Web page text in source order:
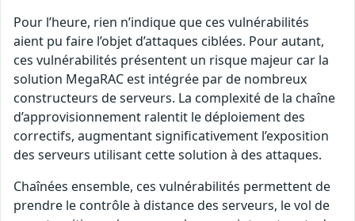
Pour l’heure, rien n’indique que ces vulnérabilités
aient pu faire l’objet d’attaques ciblées. Pour autant,
ces vulnérabilités présentent un risque majeur car la
solution MegaRAC est intégrée par de nombreux
constructeurs de serveurs. La complexité de la chaîne
d’approvisionnement ralentit le déploiement des
correctifs, augmentant significativement l’exposition
des serveurs utilisant cette solution à des attaques.
Chaînées ensemble, ces vulnérabilités permettent de
prendre le contrôle à distance des serveurs, le vol de